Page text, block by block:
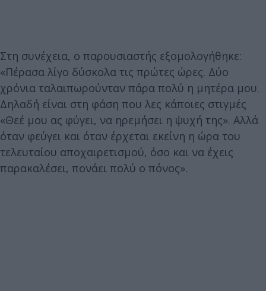
Στη συνέχεια, ο παρουσιαστής εξομολογήθηκε:
«Πέρασα λίγο δύσκολα τις πρώτες ώρες. Δύο
χρόνια ταλαιπωρούνταν πάρα πολύ η μητέρα μου.
Δηλαδή είναι στη φάση που λες κάποιες στιγμές
«Θεέ μου ας φύγει, να ηρεμήσει η ψυχή της». Αλλά
όταν φεύγει και όταν έρχεται εκείνη η ώρα του
τελευταίου αποχαιρετισμού, όσο και να έχεις
παρακαλέσει, πονάει πολύ ο πόνος».